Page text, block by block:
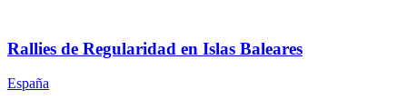
Rallies de Regularidad en Islas Baleares
España